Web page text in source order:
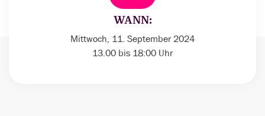
WANN:
Mittwoch, 11. September 2024
13.00 bis 18:00 Uhr